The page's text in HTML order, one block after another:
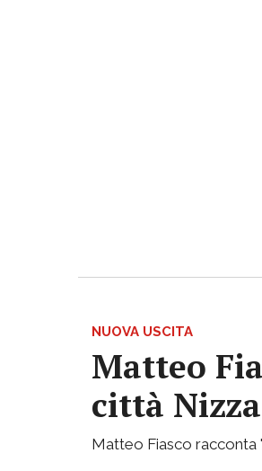
NUOVA USCITA
Matteo
città
Matteo Fiasco racconta